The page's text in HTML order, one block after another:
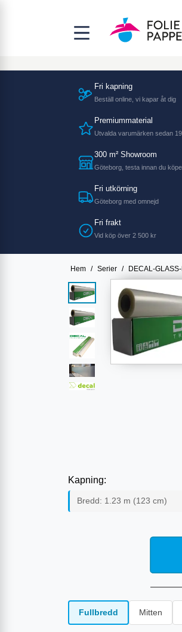
Fri kapning
Beställ online, vi kapar åt dig
Premiummaterial
Utvalda varumärken sedan
300 m² Showroom
Göteborg, testa innan du
Fri utkörning
Göteborg med omnejd
Fri frakt
Vid köp över 2 500 kr
Hem / Serier / DECAL-
Kapning:
Bredd: 1.23 m (123 cm)
Fullbredd Mitten